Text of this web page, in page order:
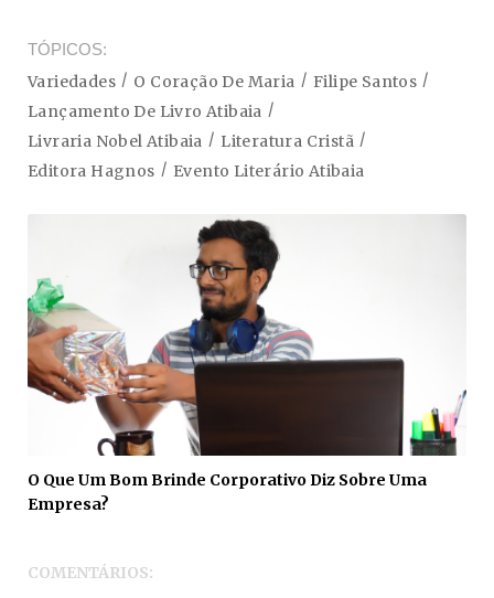
TÓPICOS
Variedades O Coração De Maria
Filipe Santos
Lançamento De Livro Atibaia
Livraria Nobel Atibaia
Literatura Cristã
Editora Hagnos
Evento Literário Atibaia
O Que Um Bom Brinde Corporativo Diz Sobre Uma
Empresa?
COMENTÁRIOS: